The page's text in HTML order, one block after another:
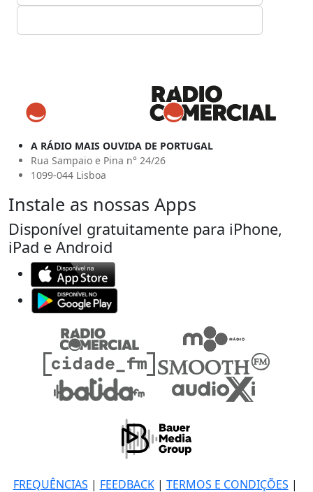
A RÁDIO MAIS OUVIDA DE PORTUGAL
Rua Sampaio e Pina n° 24/26
1099-044 Lisboa
Instale as nossas Apps
Disponível gratuitamente para iPhone,
iPad e Android
FREQUÊNCIAS | FEEDBACK| TERMOS E CONDIÇÕES |